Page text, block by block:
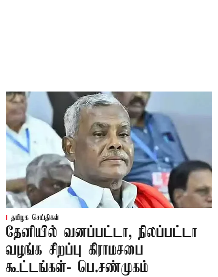
தமிழக செய்திகள்
தேனியில் வனப்பட்டா, நிலப்பட்டா
வழங்க சிறப்பு கிராமசபை
கூட்டங்கள்- பெ.சண்முகம்